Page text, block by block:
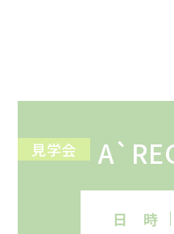
見学会
日 時